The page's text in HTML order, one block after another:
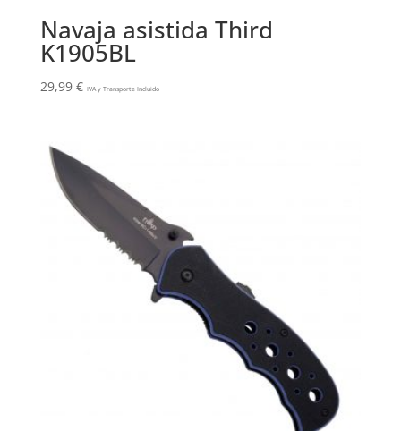
Navaja asistida Third
K1905BL
29,99 € IVA y Transporte Incluido